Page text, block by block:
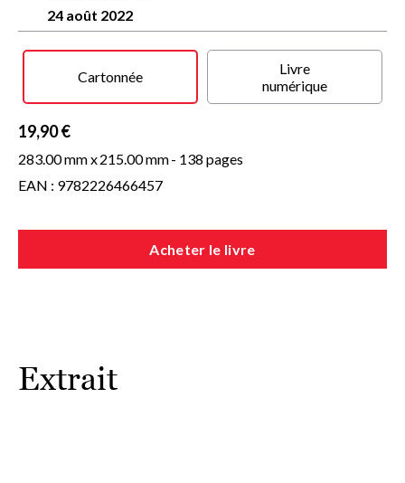
24 août 2022
Cartonnée
Livre
numérique
19,90 €
283.00 mm x215.00 mm- 138 pages
EAN : 9782226466457
Acheter le livre
Extrait